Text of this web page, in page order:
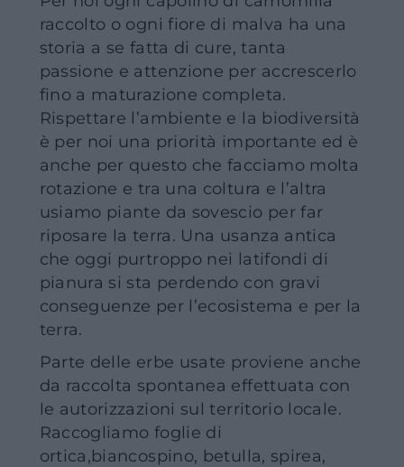
raccolto o ogni fiore di malva ha una
storia a se fatta di cure, tanta
passione e attenzione per accrescerlo
fino a maturazione completa.
Rispettare l’ambiente e la biodiversità
è per noi una priorità importante ed è
anche per questo che facciamo molta
rotazione e tra una coltura e l’altra
usiamo piante da sovescio per far
riposare la terra. Una usanza antica
che oggi purtroppo nei latifondi di
pianura si sta perdendo con gravi
conseguenze per l’ecosistema e per la
terra.
Parte delle erbe usate proviene anche
da raccolta spontanea effettuata con
le autorizzazioni sul territorio locale.
Raccogliamo foglie di
ortica,biancospino, betulla, spirea,